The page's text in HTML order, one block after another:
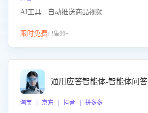
AI工具 · 自动推送商品视频
限时免费已售99+
通用应答智能体-智能体问答
淘宝 | 京东 | 抖音 | 拼多多